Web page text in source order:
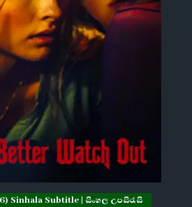
Sinhala Subtitle | සිංහල උපසිරැසි